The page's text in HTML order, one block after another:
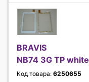
BRAVIS
NB74 3G TP white
Код товара: 6250655